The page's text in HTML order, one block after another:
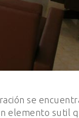
se
elemento sutil